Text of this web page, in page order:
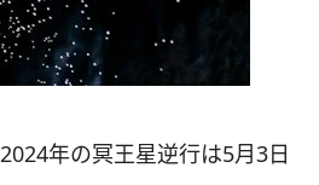
年の冥王星逆行は5月3日